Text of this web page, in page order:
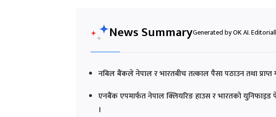
News SummaryGenerated by OK AI.
नबिल बैंकले नेपाल र भारतबीच तत्काल पैसा पठाउन तथा प्राप्त
एनबैंक एपमार्फत नेपाल क्लियरिङ हाउस र भारतको युनिफाइड
।